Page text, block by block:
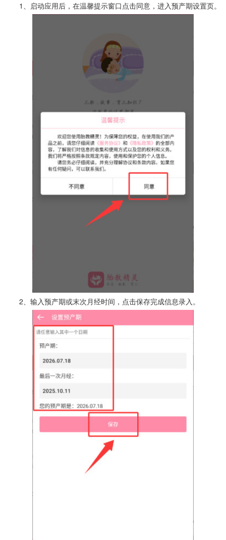
1、启动应用后，在温馨提示窗口点击同意，进入预产期设置页。
2、输入预产期或末次月经时间，点击保存完成信息录入。